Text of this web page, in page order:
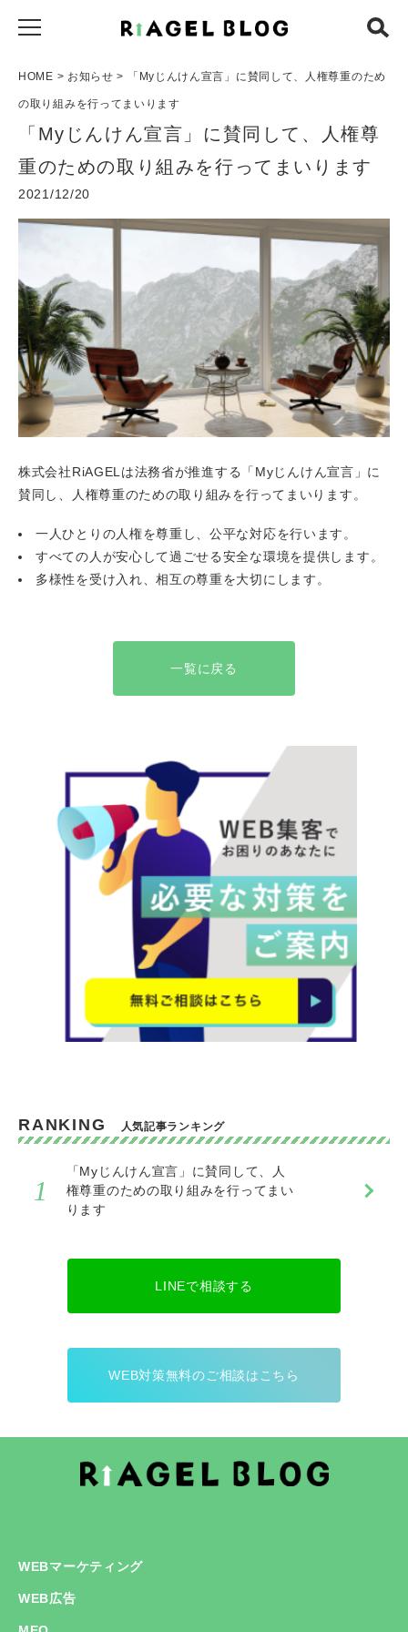
HOME > お知らせ > 「Myじんけん宣言」に賛同して、人権尊重のため
の取り組みを行ってまいります
「Myじんけん宣言」に賛同して、人権尊
重のための取り組みを行ってまいります
2021/12/20
株式会社RiAGELは法務省が推進する「Myじんけん宣言」に
賛同し、人権尊重のための取り組みを行ってまいります。
一人ひとりの人権を尊重し、公平な対応を行います。
すべての人が安心して過ごせる安全な環境を提供します。
多様性を受け入れ、相互の尊重を大切にします。
一覧に戻る
RANKING 人気記事ランキング
「Myじんけん宣言」に賛同して、人
権尊重のための取り組みを行ってまい
ります
LINEで相談する
WEB対策無料のご相談はこちら
WEBマーケティング
WEB広告